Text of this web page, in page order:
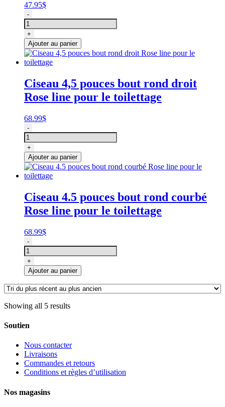
le
toilettage
47.95$
quantité
de
Ciseau
Gain
Grooming,
Royal,
4.5"
bout
rond
-
+
Ajouter au panier
Ciseau 4,5 pouces bout rond droit
Rose line pour le toilettage
68.99$
quantité
de
Ciseau
4,5
pouces
bout
rond
Rose
line
pour
toilettage
-
+
Ajouter au panier
Ciseau 4.5 pouces bout rond courbé
Rose line pour le toilettage
68.99$
quantité
de
Ciseau
4.5
pouces
bout
rond
courbé
Rose
pour
toilettage
-
+
Ajouter au panier
Showing all 5 results
Soutien
Nous contacter
Livraisons
Commandes et retours
Conditions et règles d’utilisation
Nos magasins